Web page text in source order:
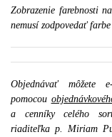
Zobrazenie farebnosti
nemusí zodpovedať
Objednávať môžete
pomocou
a cenníky celého
riaditeľka p. Miriam